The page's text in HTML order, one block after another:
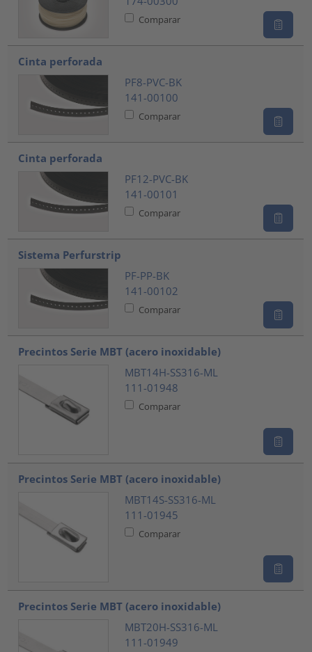
Comparar
Cinta perforada
PF8-PVC-BK
141-00100
Comparar
Cinta perforada
PF12-PVC-BK
141-00101
Comparar
Sistema Perfurstrip
PF-PP-BK
141-00102
Comparar
Precintos Serie MBT (acero inoxidable)
MBT14H-SS316-ML
111-01948
Comparar
Precintos Serie MBT (acero inoxidable)
MBT14S-SS316-ML
111-01945
Comparar
Precintos Serie MBT (acero inoxidable)
MBT20H-SS316-ML
111-01949